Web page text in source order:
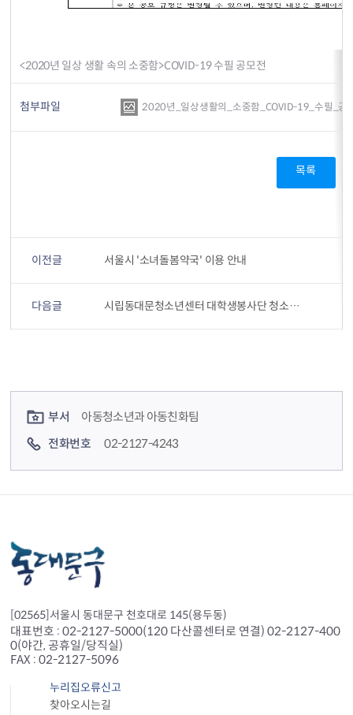
<2020년 일상 생활 속의 소중함>COVID-19 수필 공모전
첨부파일 2020년_일상생활의_소중함_COVID-19_수필_공
목록
이전글 서울시 '소녀돌봄약국' 이용 안내
다음글 시립동대문청소년센터 대학생봉사단 청소년의 달 응원영상
부서
아동청소년과 아동친화팀
전화번호
02-2127-4243
[02565]서울시 동대문구 천호대로 145(용두동)
대표번호 : 02-2127-5000(120 다산콜센터로 연결) 02-2127-400
0(야간, 공휴일/당직실)
FAX : 02-2127-5096
누리집오류신고
찾아오시는길